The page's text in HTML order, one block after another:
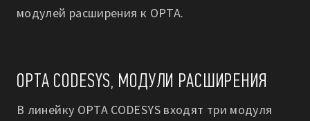
модулей расширения к OPTA.
OPTA CODESYS, МОДУЛИ РАСШИРЕНИЯ
В линейку OPTA CODESYS входят три модуля